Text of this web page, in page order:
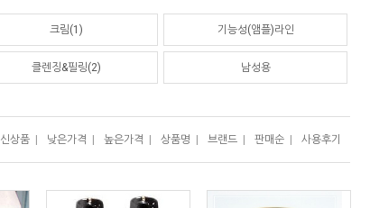
크림(1) 기능성(앰플)라인
클렌징&필링(2) 남성용
신상품 낮은가격 높은가격 상품명 브랜드 판매순 사용후기